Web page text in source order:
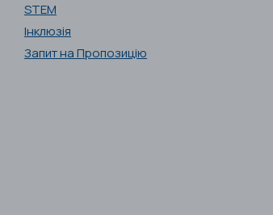
STEM
Інклюзія
Запит на Пропозицію